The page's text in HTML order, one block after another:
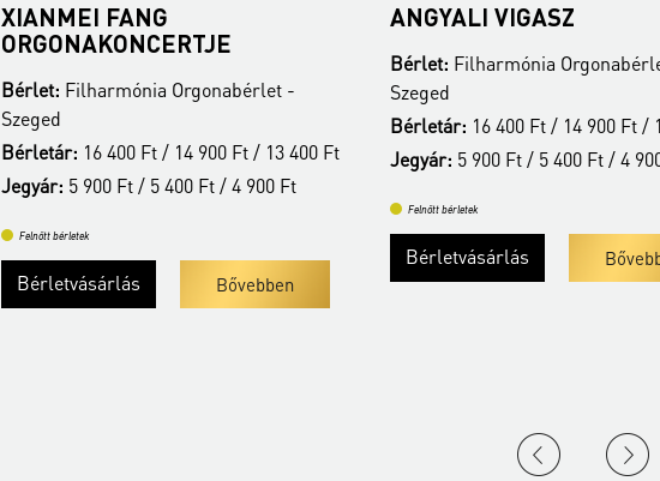
ANGYALI VIGASZ
Szeged
Bérletár:
Jegyár:5 900 Ft / 5 400 Ft / 4 900 Ft
Bérletvásárlás Bővebben
KOVÁCS SZILÁRD
Bérlet:
Szeged
Jegyár: 3 400 Ft
Felnőtt bérletek
Bővebben